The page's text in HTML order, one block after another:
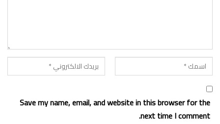
Save my name, email, and website in this browser for the
next time I comment.